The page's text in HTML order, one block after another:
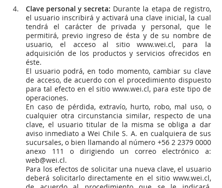
Clave personal y secreta: Durante la etapa de registro,
el usuario inscribirá y activará una clave inicial, la cual
tendrá el carácter de privada y personal, que le
permitirá, previo ingreso de ésta y de su nombre de
usuario, el acceso al sitio www.wei.cl, para la
adquisición de los productos y servicios ofrecidos en
éste.
El usuario podrá, en todo momento, cambiar su clave
de acceso, de acuerdo con el procedimiento dispuesto
para tal efecto en el sitio www.wei.cl, para este tipo de
operaciones.
En caso de pérdida, extravío, hurto, robo, mal uso, o
cualquier otra circunstancia similar, respecto de una
clave, el usuario titular de la misma se obliga a dar
aviso inmediato a Wei Chile S. A. en cualquiera de sus
sucursales, o bien llamando al número +56 2 2379 0000
anexo 111 o dirigiendo un correo electrónico a:
web@wei.cl.
Para los efectos de solicitar una nueva clave, el usuario
deberá solicitarlo directamente en el sitio www.wei.cl,